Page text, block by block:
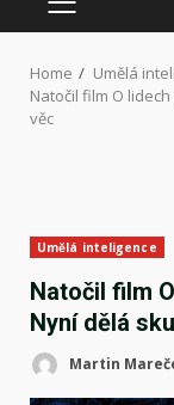
PRIMARY
MENU
Home
Umělá
Natočil film O
věc
Umělá inteligence
Natočil film
Nyní dělá
Martin